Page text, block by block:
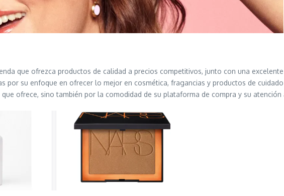
que ofrezca productos de calidad a precios competitivos, junto con una
por su enfoque en ofrecer lo mejor en cosmética, fragancias y productos de
ofrece, sino también por la comodidad de su plataforma de compra y su atención